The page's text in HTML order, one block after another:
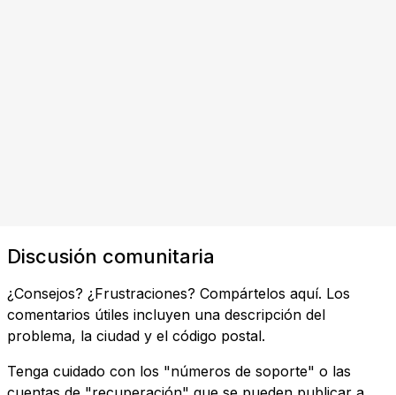
Discusión comunitaria
¿Consejos? ¿Frustraciones? Compártelos aquí. Los
comentarios útiles incluyen una descripción del
problema, la ciudad y el código postal.
Tenga cuidado con los "números de soporte" o las